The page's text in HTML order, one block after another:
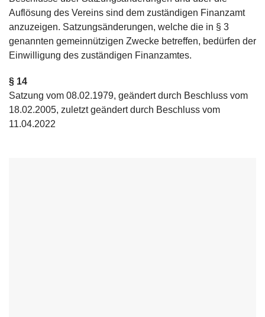
Auflösung des Vereins sind dem zuständigen Finanzamt
anzuzeigen. Satzungsänderungen, welche die in § 3
genannten gemeinnützigen Zwecke betreffen, bedürfen der
Einwilligung des zuständigen Finanzamtes.
§ 14
Satzung vom 08.02.1979, geändert durch Beschluss vom
18.02.2005, zuletzt geändert durch Beschluss vom
11.04.2022